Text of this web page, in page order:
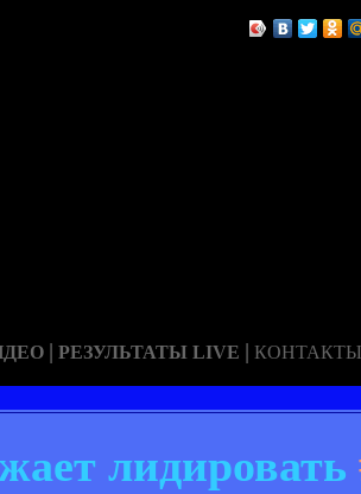
| РЕЗУЛЬТАТЫ LIVE | КОНТАКТЫ
лидировать